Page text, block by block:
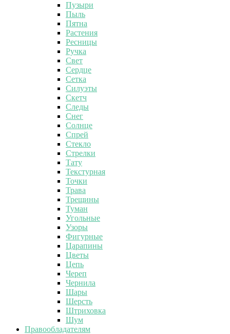
Пузыри
Пыль
Пятна
Растения
Ресницы
Ручка
Свет
Сердце
Сетка
Силуэты
Скетч
Следы
Снег
Солнце
Спрей
Стекло
Стрелки
Тату
Текстурная
Точки
Трава
Трещины
Туман
Угольные
Узоры
Фигурные
Царапины
Цветы
Цепь
Череп
Чернила
Шары
Шерсть
Штриховка
Шум
Правообладателям